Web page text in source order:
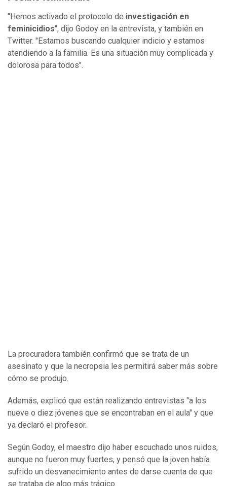
"Hemos activado el protocolo de investigación en
feminicidios", dijo Godoy en la entrevista, y también en
Twitter. "Estamos buscando cualquier indicio y estamos
atendiendo a la familia. Es una situación muy complicada y
dolorosa para todos".
La procuradora también confirmó que se trata de un
asesinato y que la necropsia les permitirá saber más sobre
cómo se produjo.
Además, explicó que están realizando entrevistas "a los
nueve o diez jóvenes que se encontraban en el aula" y que
ya declaró el profesor.
Según Godoy, el maestro dijo haber escuchado unos ruidos,
aunque no fueron muy fuertes, y pensó que la joven había
sufrido un desvanecimiento antes de darse cuenta de que
se trataba de algo más trágico.